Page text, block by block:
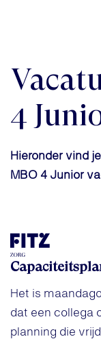
4
Hieronder vind
MBO 4 Junior
Het is
dat een collega
planning die